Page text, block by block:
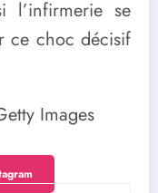
l’infirmerie se
ce choc décisif
Images